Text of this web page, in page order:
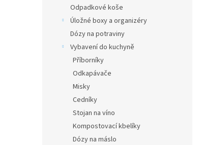
Odpadkové koše
Úložné boxy a organizéry
Dózy na potraviny
Vybavení do kuchyně
Příborníky
Odkapávače
Misky
Cedníky
Stojan na víno
Kompostovací kbelíky
Dózy na máslo